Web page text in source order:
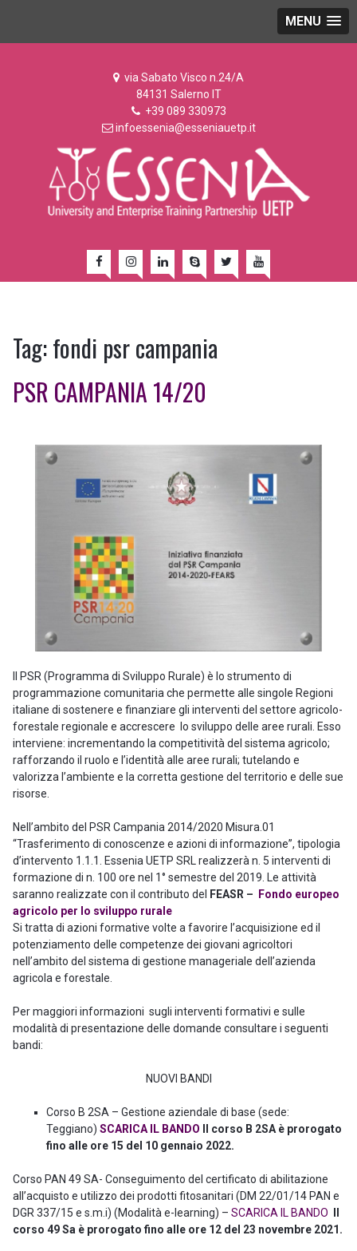
MENU
via Sabato Visco n.24/A
84131 Salerno IT
+39 089 330973
infoessenia@esseniauetp.it
Tag:fondi psr campania
PSR CAMPANIA 14/20
Il PSR (Programma di Sviluppo Rurale) è lo strumento di
programmazione comunitaria che permette alle singole Regioni
italiane di sostenere e finanziare gli interventi del settore agricolo-
forestale regionale e accrescere lo sviluppo delle aree rurali. Esso
interviene: incrementando la competitività del sistema agricolo;
rafforzando il ruolo e l’identità alle aree rurali; tutelando e
valorizza l’ambiente e la corretta gestione del territorio e delle sue
risorse.
Nell’ambito del PSR Campania 2014/2020 Misura.01
“Trasferimento di conoscenze e azioni di informazione”, tipologia
d’intervento 1.1.1. Essenia UETP SRL realizzerà n. 5 interventi di
formazione di n. 100 ore nel 1° semestre del 2019. Le attività
saranno realizzate con il contributo del FEASR – Fondo europeo
agricolo per lo sviluppo rurale
Si tratta di azioni formative volte a favorire l’acquisizione ed il
potenziamento delle competenze dei giovani agricoltori
nell’ambito del sistema di gestione manageriale dell’azienda
agricola e forestale.
Per maggiori informazioni sugli interventi formativi e sulle
modalità di presentazione delle domande consultare i seguenti
bandi:
NUOVI BANDI
Corso B 2SA – Gestione aziendale di base (sede:
Teggiano) SCARICA IL BANDO Il corso B 2SA è prorogato
fino alle ore 15 del 10 gennaio 2022.
Corso PAN 49 SA- Conseguimento del certificato di abilitazione
all’acquisto e utilizzo dei prodotti fitosanitari (DM 22/01/14 PAN e
DGR 337/15 e s.m.i) (Modalità e-learning) – SCARICA IL BANDO Il
corso 49 Sa è prorogato fino alle ore 12 del 23 novembre 2021.